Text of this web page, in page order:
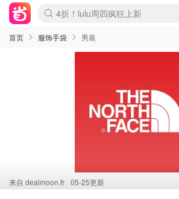
Boticinal 夏促开抢！
4折！lulu周四疯狂上新
还没结束！&OtherStories大促
Joybuy变相75折 随时失效
速领！Stanley独家85折
疑似霸哥！Camper额外叠85折
Zalando 奥莱闪促！每日更新
Moncler反季囤！5折起+叠9折
Coach Brooklyn仅€192
首页 服饰手袋 男装
来自 dealmoon.fr 05-25更新